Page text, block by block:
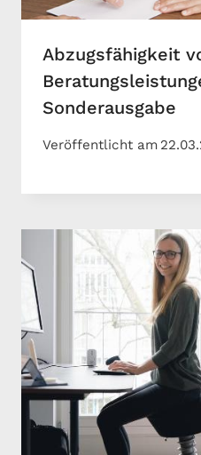
Abzugsfähigkeit
Sonderausgabe
Veröffentlicht am